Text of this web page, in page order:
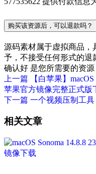
购买该资源后，可以退款吗？
源码素材属于虚拟商品，
予，不接受任何形式的退
确认好 是您所需要的资源
上一篇
【白苹果】
苹果官方镜像完整正式版
下一篇 一个视频压制工具
相关文章